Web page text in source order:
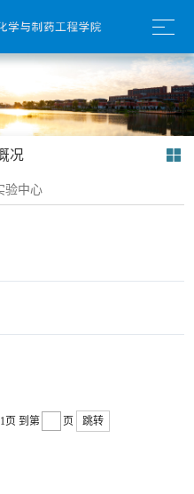
况
验中心
页 到第 页 跳转